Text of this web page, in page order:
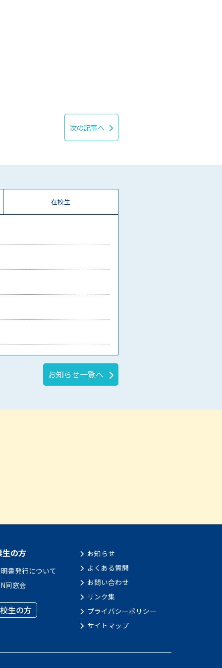
次の記事へ
在校生
お知らせ一覧へ
生の方
書発行について
同窓会
生の方
お知らせ
よくある質問
お問い合わせ
リンク集
プライバシーポリシー
サイトマップ